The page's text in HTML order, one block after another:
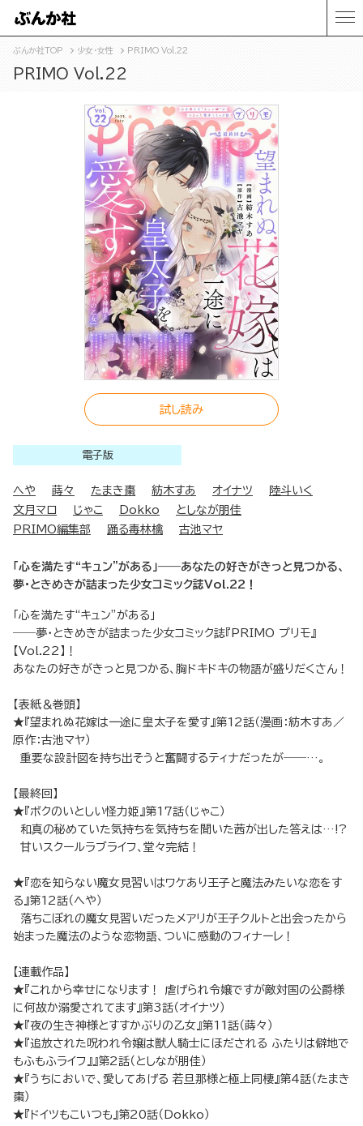
ぶんか社TOP 少女・女性 PRIMO Vol.22
PRIMO Vol.22
試し読み
電子版
へや 蒔々 たまき棗 紡木すあ オイナツ
陸斗いく
文月マロ
じゃこ Dokko
としなが朋佳
PRIMO編集部
踊る毒林檎 古池マヤ
「心を満たす“キュン”がある」――あなたの好きがきっと見つかる、
夢・ときめきが詰まった少女コミック誌Vol.22！
「心を満たす“キュン”がある」
――夢・ときめきが詰まった少女コミック誌『PRIMO プリモ』
【Vol.22】！
あなたの好きがきっと見つかる、胸ドキドキの物語が盛りだくさん！
【表紙＆巻頭】
★『望まれぬ花嫁は一途に皇太子を愛す』第12話（漫画：紡木すあ／
原作：古池マヤ）
重要な設計図を持ち出そうと奮闘するティナだったが――…。
【最終回】
★『ボクのいとしい怪力姫』第17話（じゃこ）
和真の秘めていた気持ちを気持ちを聞いた茜が出した答えは…!?
甘いスクールラブライフ、堂々完結！
★『恋を知らない魔女見習いはワケあり王子と魔法みたいな恋をす
る』第12話（へや）
落ちこぼれの魔女見習いだったメアリが王子クルトと出会ったから
始まった魔法のような恋物語、ついに感動のフィナーレ！
【連載作品】
★『これから幸せになります！ 虐げられ令嬢ですが敵対国の公爵様
に何故か溺愛されてます』第3話（オイナツ）
★『夜の生き神様とすすかぶりの乙女』第11話（蒔々）
★『追放された呪われ令嬢は獣人騎士にほだされる ふたりは僻地で
もふもふライフ』』第2話（としなが朋佳）
★『うちにおいで、愛してあげる 若旦那様と極上同棲』第4話（たまき
棗）
★『ドイツもこいつも』第20話（Dokko）